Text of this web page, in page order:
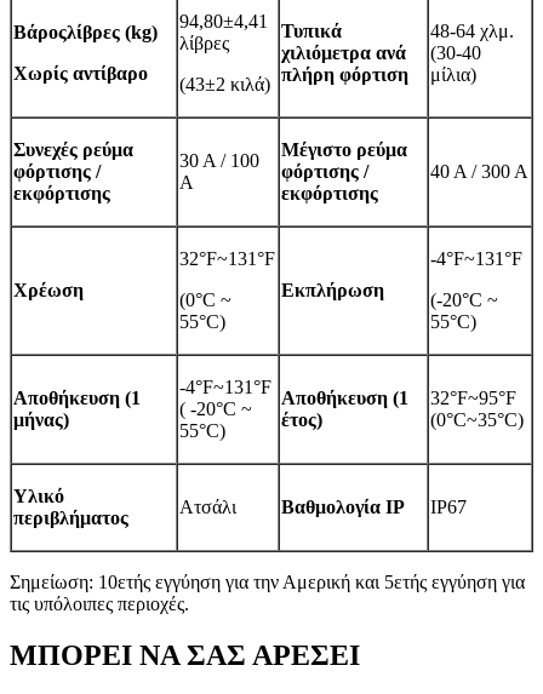
Βάροςλίβρες (kg)
Χωρίς αντίβαρο
94,80±4,41
λίβρες
(43±2 κιλά)
Τυπικά
χιλιόμετρα ανά
πλήρη φόρτιση
48-64 χλμ.
(30-40
μίλια)
Συνεχές ρεύμα
φόρτισης /
εκφόρτισης
30 Α / 100
Α
Μέγιστο ρεύμα
φόρτισης /
εκφόρτισης
40 Α / 300 Α
Χρέωση
32°F~131°F
(0°C ~
55°C)
Εκπλήρωση
-4°F~131°F
(-20°C ~
55°C)
Αποθήκευση (1
μήνας)
-4°F~131°F
( -20°C ~
55°C)
Αποθήκευση (1
έτος)
32°F~95°F
(0°C~35°C)
Υλικό
περιβλήματος
Ατσάλι Βαθμολογία IP IP67
Σημείωση: 10ετής εγγύηση για την Αμερική και 5ετής εγγύηση για
τις υπόλοιπες περιοχές.
ΜΠΟΡΕΙ ΝΑ ΣΑΣ ΑΡΕΣΕΙ